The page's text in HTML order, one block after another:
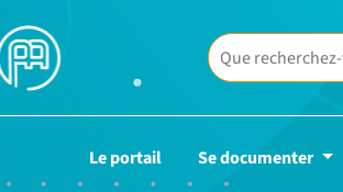
Le portail Se documenter